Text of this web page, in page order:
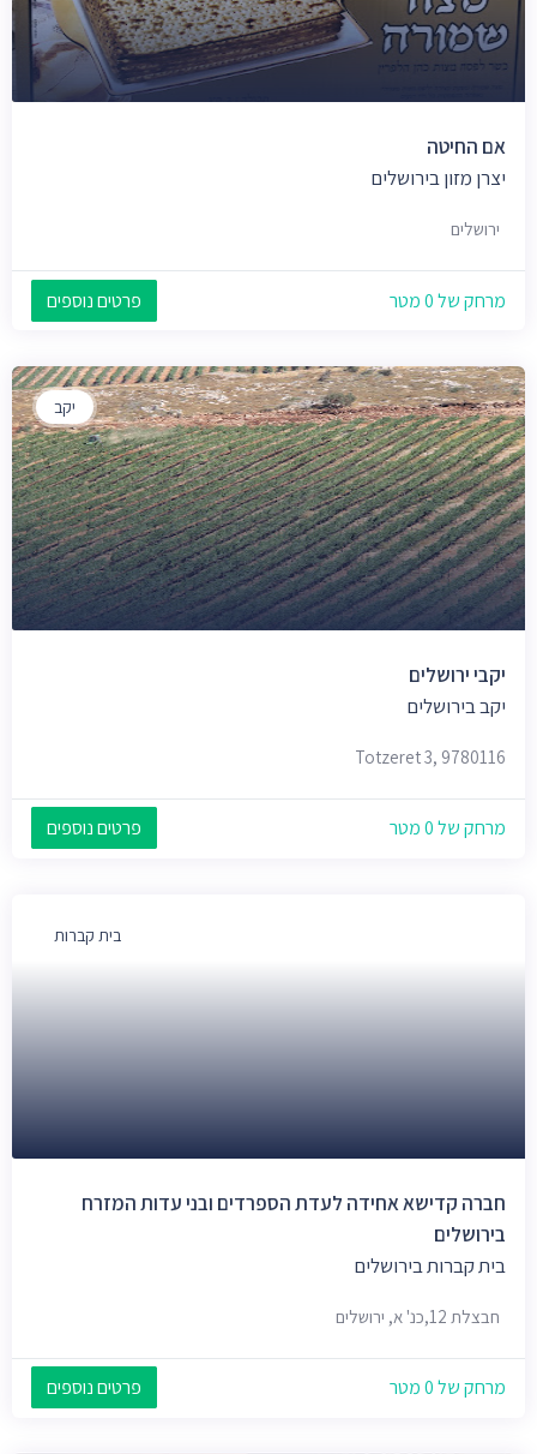
אם החיטה
יצרן מזון בירושלים
ירושלים
מרחק של 0 מטר פרטים נוספים
יקב
יקבי ירושלים
יקב בירושלים
Totzeret 3, 9780116
מרחק של 0 מטר פרטים נוספים
בית קברות
חברה קדישא אחידה לעדת הספרדים ובני עדות המזרח
בירושלים
בית קברות בירושלים
חבצלת 12,כנ' א, ירושלים
מרחק של 0 מטר פרטים נוספים